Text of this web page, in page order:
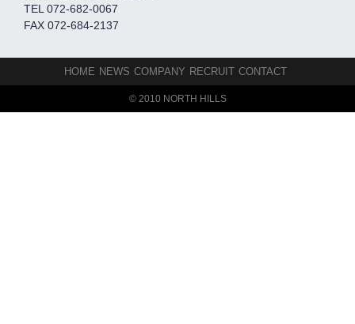
TEL 072-682-0067
FAX 072-684-2137
HOME NEWS COMPANY RECRUIT CONTACT
© 2010 NORTH HILLS